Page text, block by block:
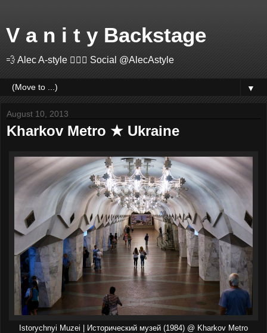
V a n i t y Backstage
💨 Alec A-style 🤽🏻‍♂️ Social @AlecAstyle
▼
August 10, 2013
Kharkov Metro ★ Ukraine
Istorychnyi Muzei | Исторический музей (1984) @ Kharkov Metro